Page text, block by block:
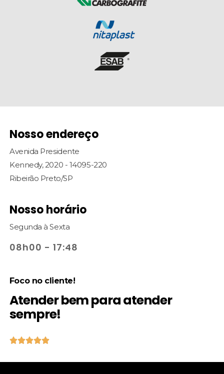
Nosso endereço
Avenida Presidente
Kennedy, 2020 - 14095-220
Ribeirão Preto/SP
Nosso horário
Segunda à Sexta
08h00 - 17:48
Foco no cliente!
Atender bem para atender
sempre!
